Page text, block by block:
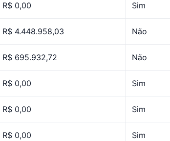
R$ 0,00 Sim
R$ 4.448.958,03 Não
R$ 695.932,72 Não
R$ 0,00 Sim
R$ 0,00 Sim
R$ 0,00 Sim